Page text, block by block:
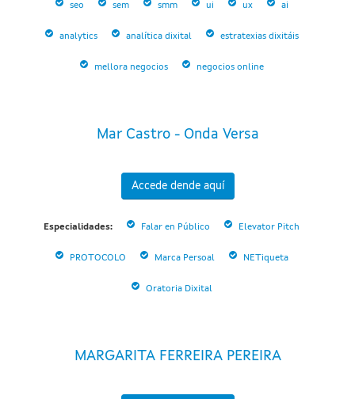
seo sem smm ui ux ai
analytics analítica dixital estratexias dixitáis
mellora negocios negocios online
Mar Castro - Onda Versa
Accede dende aquí
Especialidades: Falar en Público Elevator Pitch
PROTOCOLO Marca Persoal NETiqueta
Oratoria Dixital
MARGARITA FERREIRA PEREIRA